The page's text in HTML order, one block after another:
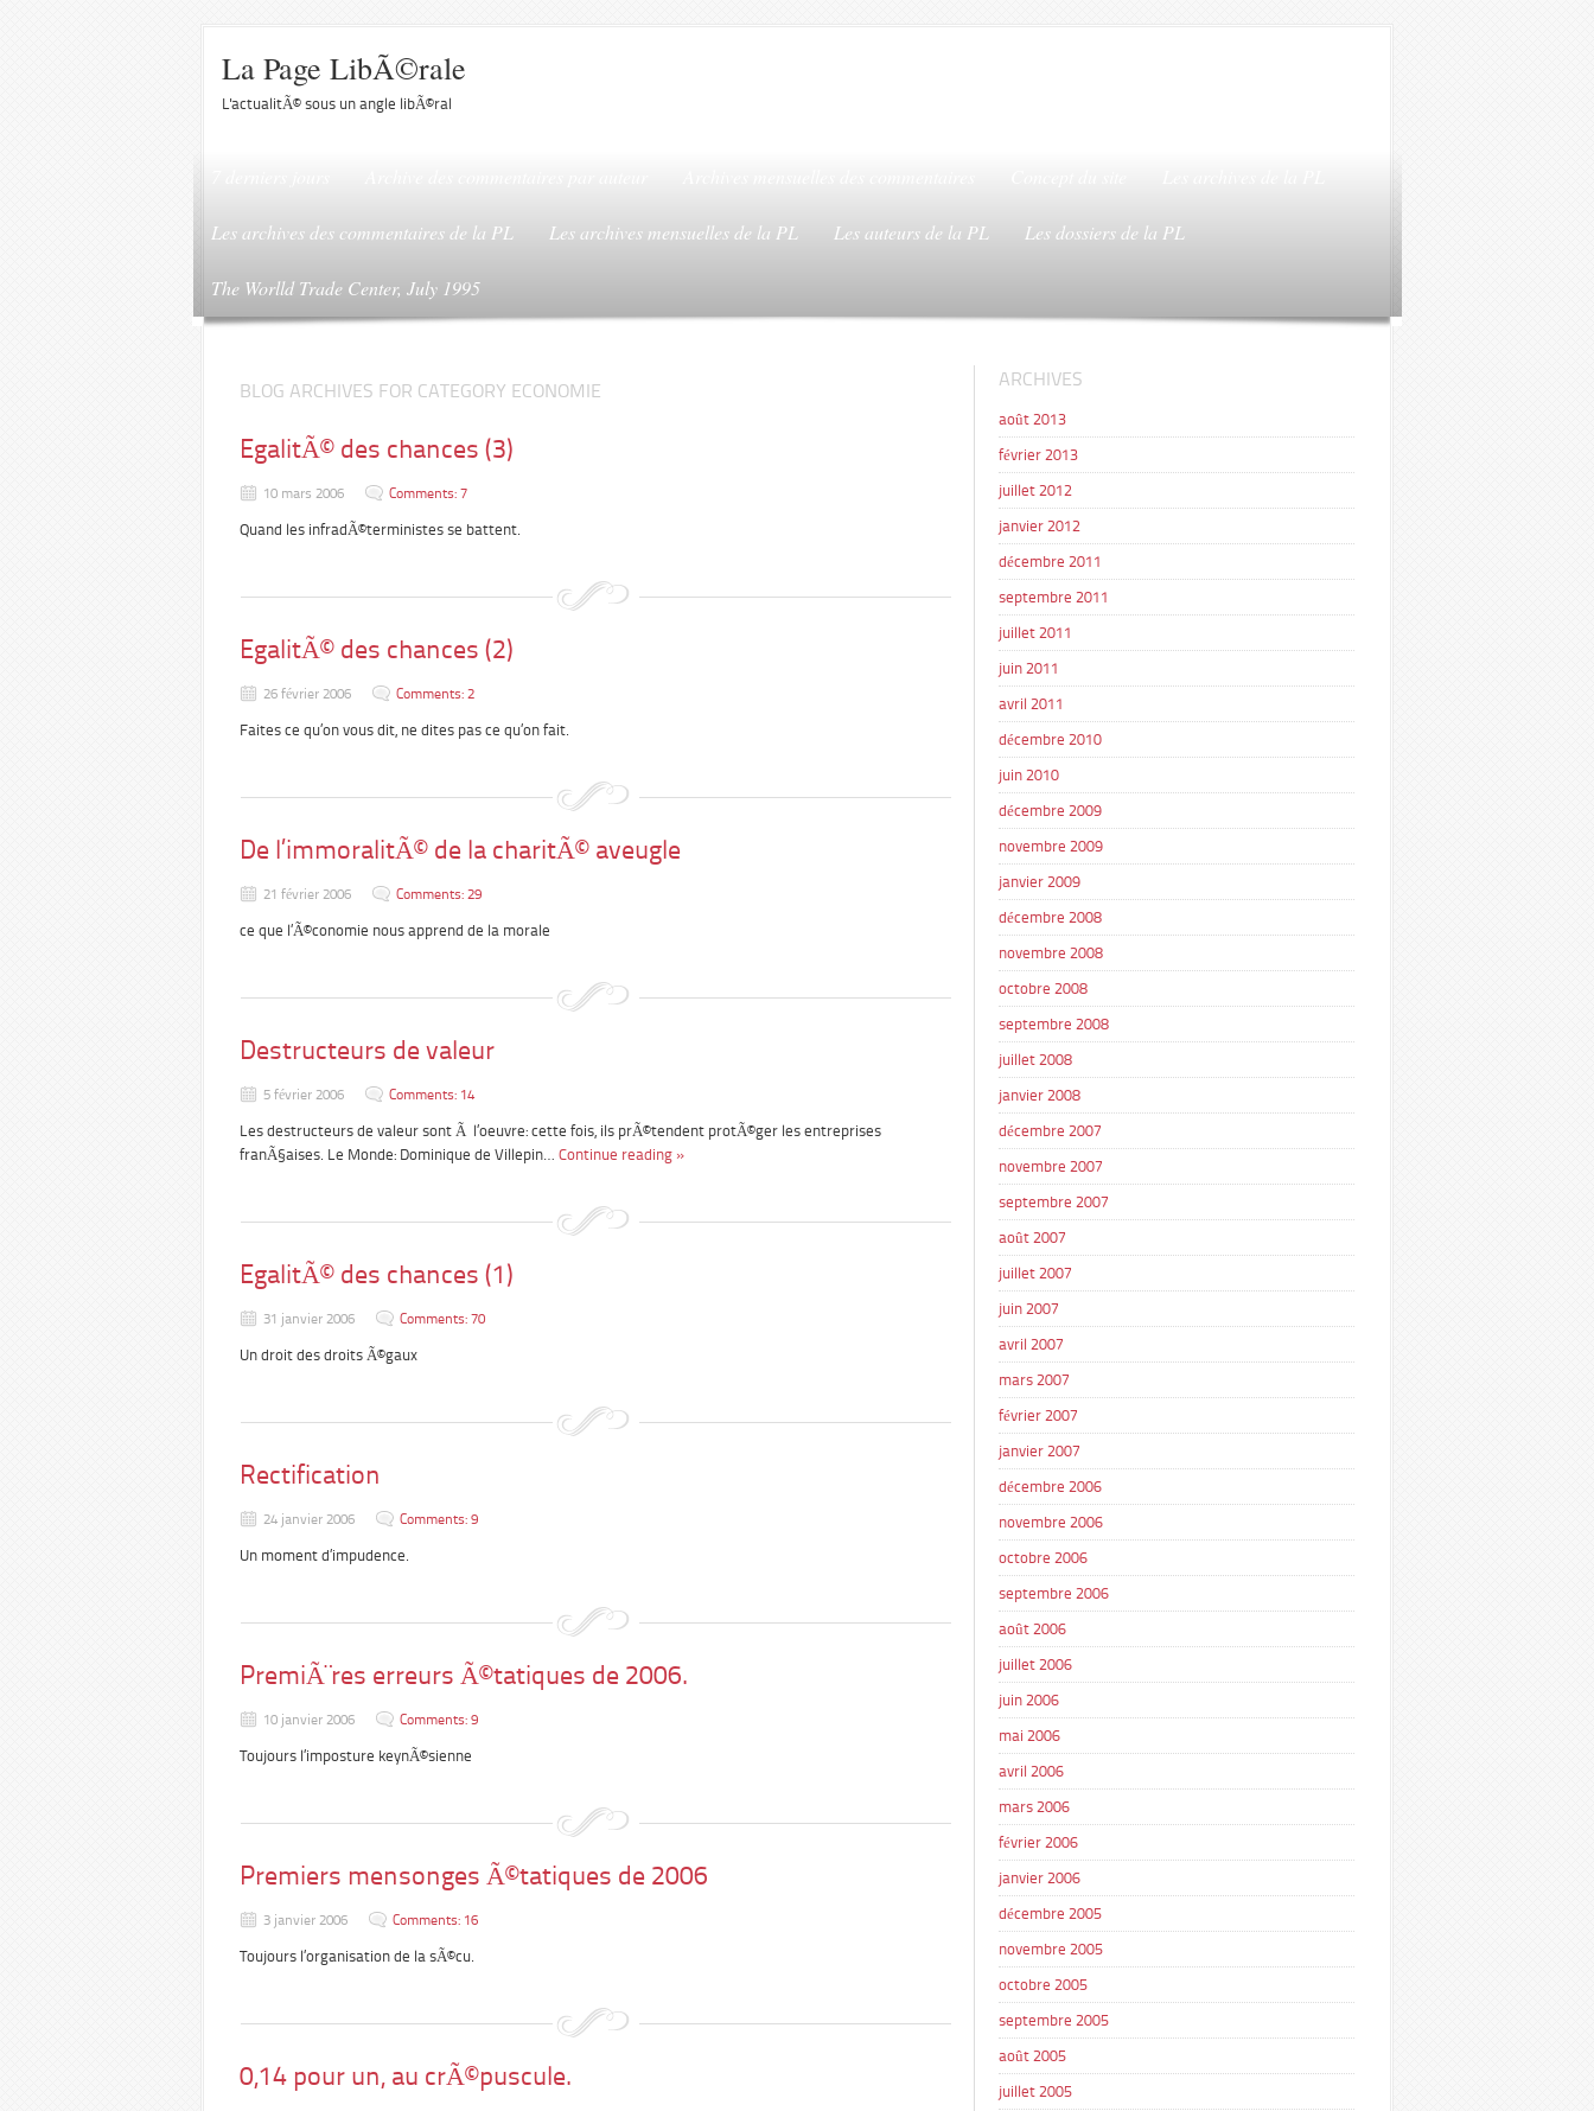
La Page LibÃ©rale
L'actualitÃ© sous un angle libÃ©ral
Les archives des commentaires de la PL Les archives mensuelles de la PL Les auteurs de la PL Les dossiers de la PL
The Worlld Trade Center, July 1995
BLOG ARCHIVES FOR CATEGORY ECONOMIE
EgalitÃ© des chances (3)
10 mars 2006 Comments: 7
Quand les infradÃ©terministes se battent.
EgalitÃ© des chances (2)
26 février 2006 Comments: 2
Faites ce qu’on vous dit, ne dites pas ce qu’on fait.
De l’immoralitÃ© de la charitÃ© aveugle
21 février 2006 Comments: 29
ce que l’Ã©conomie nous apprend de la morale
Destructeurs de valeur
5 février 2006 Comments: 14
Les destructeurs de valeur sont Ã l’oeuvre: cette fois, ils prÃ©tendent protÃ©ger les entreprises
franÃ§aises. Le Monde: Dominique de Villepin… Continue reading »
EgalitÃ© des chances (1)
31 janvier 2006 Comments: 70
Un droit des droits Ã©gaux
Rectification
24 janvier 2006 Comments: 9
Un moment d’impudence.
PremiÃ¨res erreurs Ã©tatiques de 2006.
10 janvier 2006 Comments: 9
Toujours l’imposture keynÃ©sienne
Premiers mensonges Ã©tatiques de 2006
3 janvier 2006 Comments: 16
Toujours l’organisation de la sÃ©cu.
0,14 pour un, au crÃ©puscule.
ARCHIVES
août 2013
février 2013
juillet 2012
janvier 2012
décembre 2011
septembre 2011
juillet 2011
juin 2011
avril 2011
décembre 2010
juin 2010
décembre 2009
novembre 2009
janvier 2009
décembre 2008
novembre 2008
octobre 2008
septembre 2008
juillet 2008
janvier 2008
décembre 2007
novembre 2007
septembre 2007
août 2007
juillet 2007
juin 2007
avril 2007
mars 2007
février 2007
janvier 2007
décembre 2006
novembre 2006
octobre 2006
septembre 2006
août 2006
juillet 2006
juin 2006
mai 2006
avril 2006
mars 2006
février 2006
janvier 2006
décembre 2005
novembre 2005
octobre 2005
septembre 2005
août 2005
juillet 2005